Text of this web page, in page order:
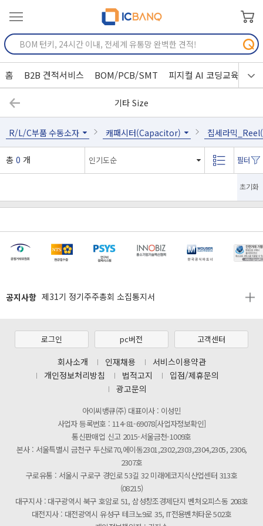
홈 B2B 견적서비스 BOM/PCB/SMT 피지컬 AI 코딩교육
기타 Size
R/L/C부품 수동소자 캐패시터(Capacitor) 칩세라믹
총 0 개
초기화
공지사항
[마일리지 적립 및 사용 정책 개편 안내]
제31기 정기주주총회 소집통지서
[2026년 8월 신용카드 무이자 행사 안내]
제31기 정기주주총회 소집통지서
[마일리지 적립 및 사용 정책 개편 안내]
로그인 pc버전 고객센터
회사소개 인재채용
서비스이용약관
개인정보처리방침
법적고지
입점/제휴문의
광고문의
아이씨뱅큐(주) 대표이사 : 이성민
사업자 등록번호 : 114-81-69078[사업자정보확인]
통신판매업 신고 2015-서울금천-1009호
본사 : 서울특별시 금천구 두산로70,에이동2301,2302,2303,2304,2305, 2306,
2307호
구로유통 : 서울시 구로구 경인로 53길 32 미래에코지식산업센터 313호
(08215)
대구지사 : 대구광역시 북구 호암로 51, 삼성창조경제단지 벤처오피스동 208호
대전지사 : 대전광역시 유성구 테크노9로 35, IT전용벤처타운 502호